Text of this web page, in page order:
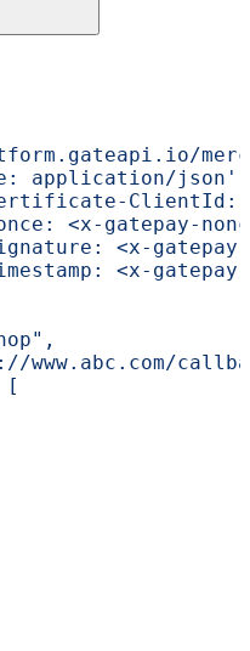
application/json'
<x-gatepay-
<x-
<x-
www.abc.com/
[